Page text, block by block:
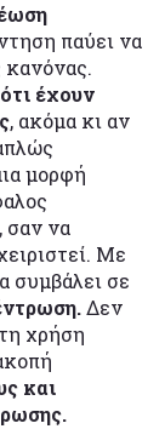
παύει να
κανόνας.
έχουν
, ακόμα κι αν
μορφή
σαν να
Με
συμβάλει σε
Δεν
χρήση
και